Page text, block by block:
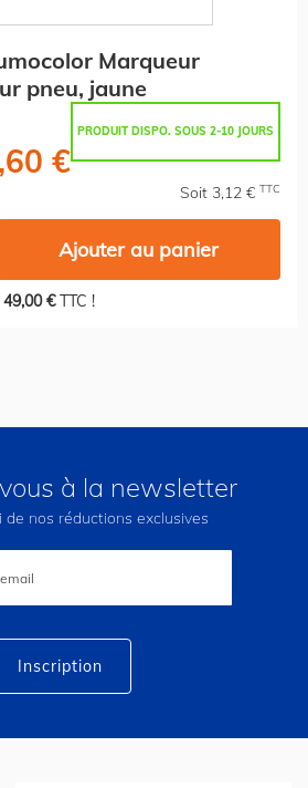
Marqueur
pneu, jaune
PRODUIT DISPO. SOUS 2-10 JOURS
€
Soit 3,12 € TTC
Ajouter au panier
49,00 €TTC !
à la newsletter
de nos réductions exclusives
Inscription